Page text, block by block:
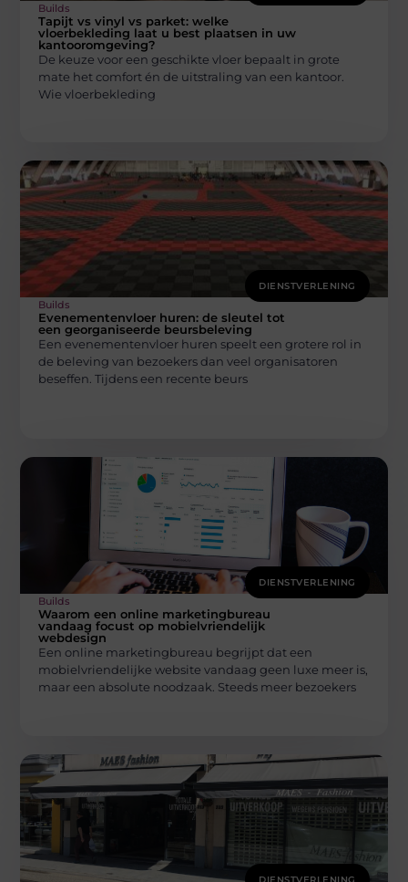
Builds
Tapijt vs vinyl vs parket: welke
vloerbekleding laat u best plaatsen in uw
kantooromgeving?
De keuze voor een geschikte vloer bepaalt in grote
mate het comfort én de uitstraling van een kantoor.
Wie vloerbekleding
DIENSTVERLENING
Builds
Evenementenvloer huren: de sleutel tot
een georganiseerde beursbeleving
Een evenementenvloer huren speelt een grotere rol in
de beleving van bezoekers dan veel organisatoren
beseffen. Tijdens een recente beurs
DIENSTVERLENING
Builds
Waarom een online marketingbureau
vandaag focust op mobielvriendelijk
webdesign
Een online marketingbureau begrijpt dat een
mobielvriendelijke website vandaag geen luxe meer is,
maar een absolute noodzaak. Steeds meer bezoekers
DIENSTVERLENING